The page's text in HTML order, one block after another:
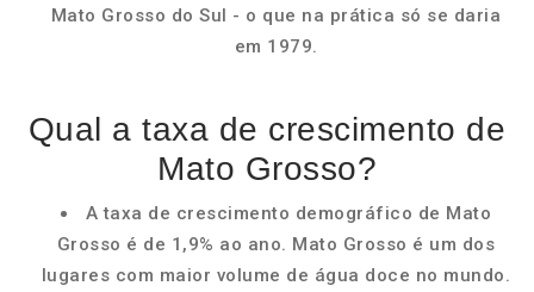
Mato Grosso do Sul - o que na prática só se daria
em 1979.
Qual a taxa de crescimento de
Mato Grosso?
A taxa de crescimento demográfico de Mato
Grosso é de 1,9% ao ano. Mato Grosso é um dos
lugares com maior volume de água doce no mundo.